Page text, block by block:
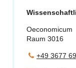
Oeconomicum
Raum 3016
+49 3677